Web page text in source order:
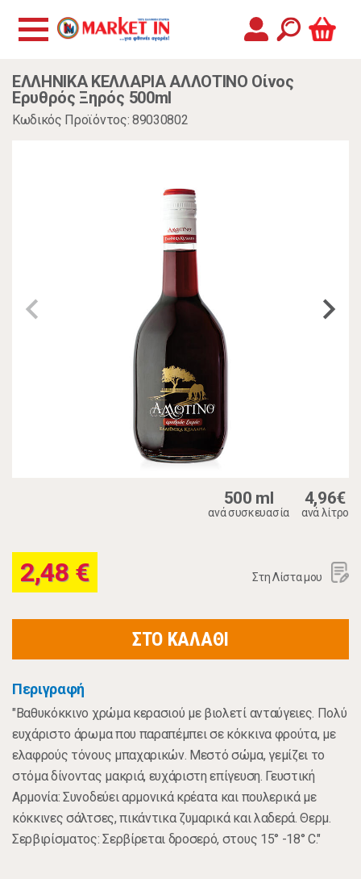
ΕΛΛΗΝΙΚΑ ΚΕΛΛΑΡΙΑ ΑΛΛΟΤΙΝΟ Οίνος
Ερυθρός Ξηρός 500ml
Κωδικός Προϊόντος: 89030802
500 ml
ανά συσκευασία
4,96€
ανά λίτρο
2,48 € Στη Λίστα μου
ΣΤΟ ΚΑΛΑΘΙ
Περιγραφή
"Bαθυκόκκινο χρώμα κερασιού με βιολετί ανταύγειες. Πολύ
ευχάριστο άρωμα που παραπέμπει σε κόκκινα φρούτα, με
ελαφρούς τόνους μπαχαρικών. Μεστό σώμα, γεμίζει το
στόμα δίνοντας μακριά, ευχάριστη επίγευση. Γευστική
Αρμονία: Συνοδεύει αρμονικά κρέατα και πουλερικά με
κόκκινες σάλτσες, πικάντικα ζυμαρικά και λαδερά. Θερμ.
Σερβιρίσματος: Σερβίρεται δροσερό, στους 15° -18° C."